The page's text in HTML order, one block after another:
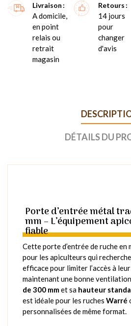
Livraison
A domicile,
en point
relais ou
retrait
magasin
Retours
14 jours
pour
changer
d'avis
DÉTAILS DU
Porte d’entrée métal
mm – L’équipement
fiable
Cette porte d’entrée de ruche en
pour les apiculteurs qui
efficace pour limiter l’accès à
maintenant une bonne
de 300 mmet sa hauteur
est idéale pour les ruches Warré
personnalisées de même format.